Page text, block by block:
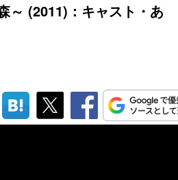
(2011)：キャスト・あ